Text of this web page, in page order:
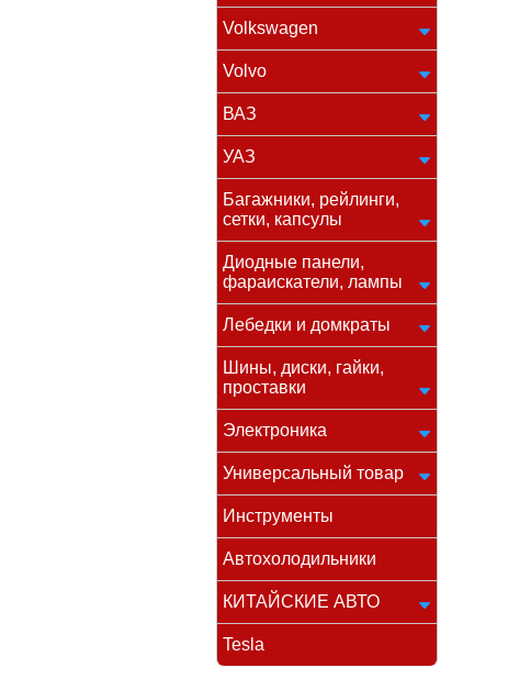
Volkswagen
Volvo
ВАЗ
УАЗ
Багажники, рейлинги,
сетки, капсулы
Диодные панели,
фараискатели, лампы
Лебедки и домкраты
Шины, диски, гайки,
проставки
Электроника
Универсальный товар
Инструменты
Автохолодильники
КИТАЙСКИЕ АВТО
Tesla